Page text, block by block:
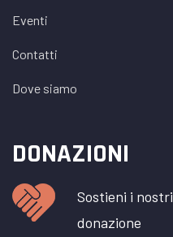
Eventi
Contatti
Dove siamo
DONAZIONI
Sostieni i
donazione